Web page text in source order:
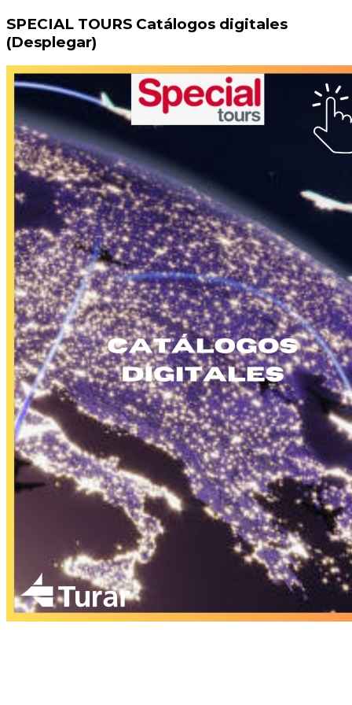
SPECIAL TOURS Catálogos digitales
(Desplegar)